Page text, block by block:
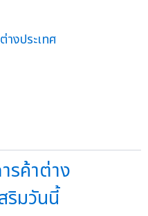
างประเทศ
รค้าต่าง
ริมวันนี้